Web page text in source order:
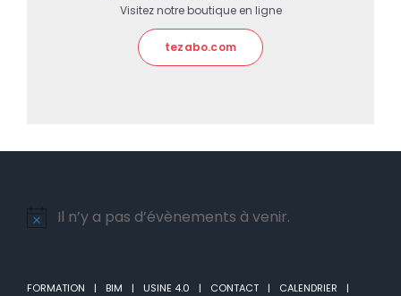
Visitez notre boutique en ligne
tezabo.com
Notice
Il n’y a pas d’évènements à venir.
FORMATION BIM USINE 4.0 CONTACT
CALENDRIER